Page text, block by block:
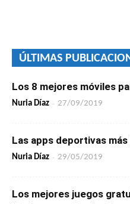
ÚLTIMAS
Los 8 mejores móviles
Nuria Díaz - 27/09/2019
Las apps deportivas
Nuria Díaz - 29/05/2019
Los mejores juegos